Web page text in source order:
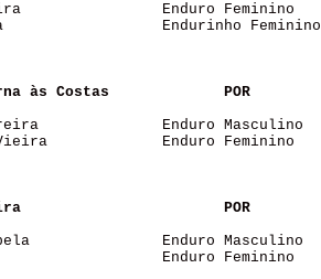
Enduro Feminino
Perna às Costas
POR
Enduro Masculino
Enduro Feminino
Barreira
POR
Enduro Masculino
Enduro Feminino